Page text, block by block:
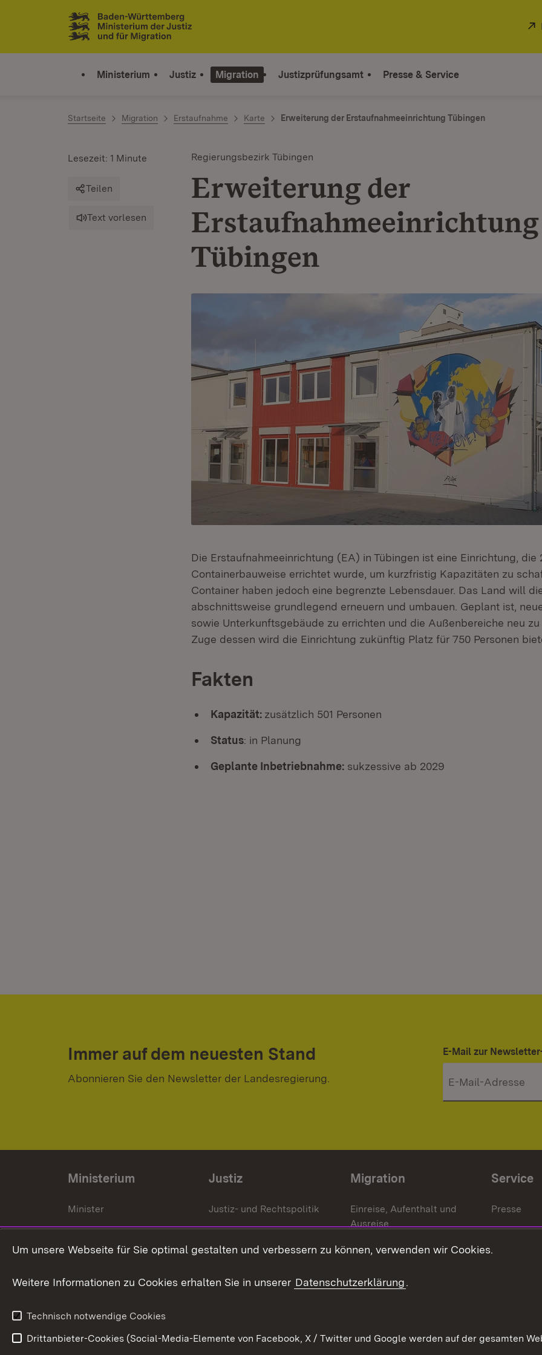
Zum Inhalt springen
Link zur Startseite
Ministerium Justiz Migration Justizprüfungsamt Presse & Service
Startseite Migration Erstaufnahme Karte Erweiterung der Erstaufnahmeeinrichtung Tübingen
Regierungsbezirk Tübingen
Erweiterung der
Erstaufnahmeeinrichtung
Tübingen
Lesezeit: 1 Minute
Teilen
Text vorlesen
Die Erstaufnahmeeinrichtung (EA) in Tübingen ist eine Einrichtung, die
Containerbauweise errichtet wurde, um kurzfristig Kapazitäten zu
Container haben jedoch eine begrenzte Lebensdauer. Das Land will
abschnittsweise grundlegend erneuern und umbauen. Geplant ist,
sowie Unterkunftsgebäude zu errichten und die Außenbereiche neu
Zuge dessen wird die Einrichtung zukünftig Platz für 750 Personen
Fakten
Kapazität: zusätzlich 501 Personen
Status: in Planung
Geplante Inbetriebnahme: sukzessive ab 2029
Immer auf dem neuesten Stand
Abonnieren Sie den Newsletter der Landesregierung.
E-Mail zur
Ministerium
Minister
Staatssekrektär
Ministerialdirektorin
Organigramm
Justiz
Justiz- und Rechtspolitik
Gerichte und
Staatsanwaltschaften
Migration
Einreise, Aufenthalt und
Ausreise
Asylbewerber und
Erlasse und
Service
Presse
Um unsere Webseite für Sie optimal gestalten und verbessern zu können, verwenden wir Cookies.
Weitere Informationen zu Cookies erhalten Sie in unserer Datenschutzerklärung.
Technisch notwendige Cookies
Drittanbieter-Cookies (Social-Media-Elemente von Facebook, X / Twitter und Google werden auf der gesamten